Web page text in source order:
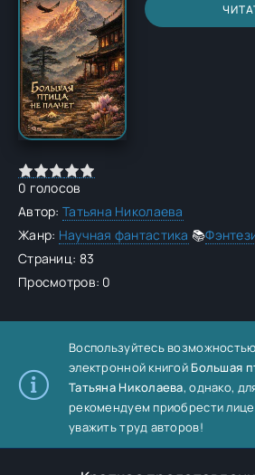
0 голосов
Автор: Татьяна Николаева
Жанр: Научная фантастика 📚
Страниц: 83
Просмотров: 0
Воспользуйтесь
электронной книгой Большая
Татьяна Николаева, однако,
рекомендуем приобрести
уважить труд авторов!